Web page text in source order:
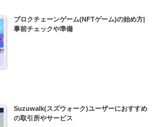
ブロクチェーンゲーム(NFTゲーム)の始め方|
事前チェックや準備
Suzuwalk(スズウォーク)ユーザーにおすすめ
の取引所やサービス